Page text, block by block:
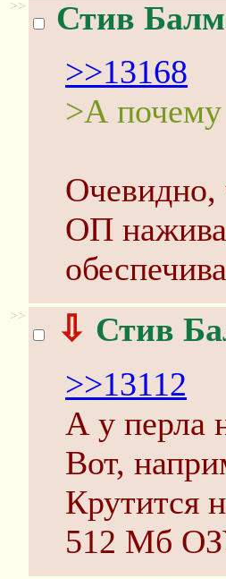
>> Стив
>>13168
>А почему
ОП
>> ⇩ Стив
>>13112
А у перла
Вот,
Крутится
512 Мб